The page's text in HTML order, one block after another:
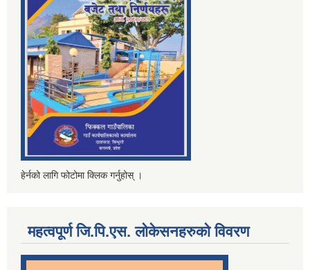
हेर्नको लागि फोटोमा क्लिक गर्नुहोस् ।
महत्वपूर्ण जि.पि.एस. लोकेसनहरुको विवरण